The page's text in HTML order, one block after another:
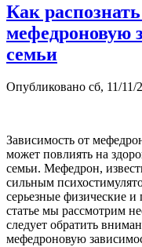
Как
мефедроновую
семьи
Опубликовано сб, 11/11/
Зависимость от
может повлиять на
семьи. Мефедрон,
сильным
серьезные физические
статье мы рассмотрим
следует обратить
мефедроновую